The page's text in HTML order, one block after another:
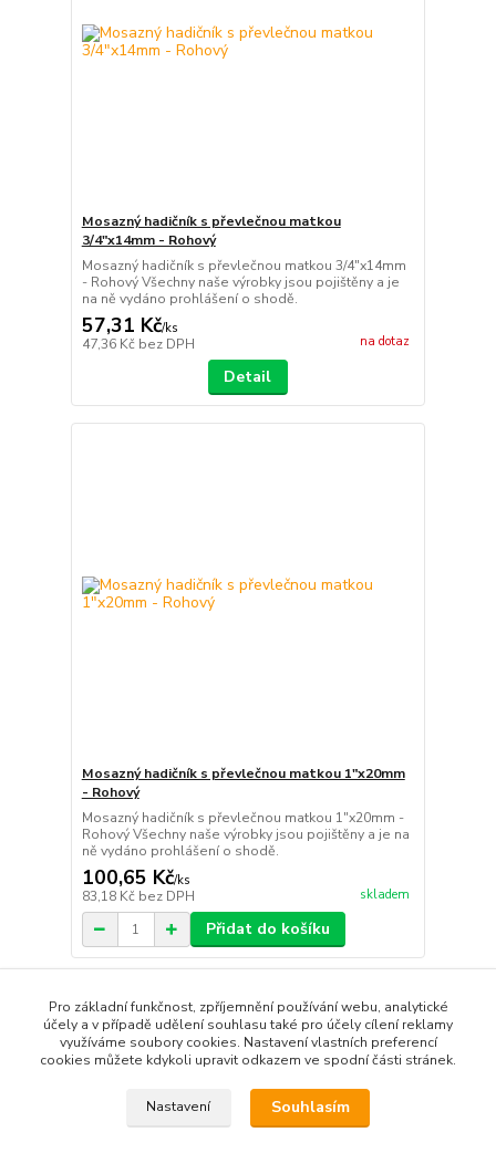
Mosazný hadičník s převlečnou matkou
3/4"x14mm - Rohový
Mosazný hadičník s převlečnou matkou 3/4"x14mm
- Rohový Všechny naše výrobky jsou pojištěny a je
na ně vydáno prohlášení o shodě.
57,31 Kč/ks
47,36 Kč bez DPH na dotaz
Detail
Mosazný hadičník s převlečnou matkou 1"x20mm
- Rohový
Mosazný hadičník s převlečnou matkou 1"x20mm -
Rohový Všechny naše výrobky jsou pojištěny a je na
ně vydáno prohlášení o shodě.
100,65 Kč/ks
83,18 Kč bez DPH skladem
Přidat do košíku
strana z 1
Pro základní funkčnost, zpříjemnění používání webu, analytické
účely a v případě udělení souhlasu také pro účely cílení reklamy
využíváme soubory cookies. Nastavení vlastních preferencí
cookies můžete kdykoli upravit odkazem ve spodní části stránek.
Nastavení Souhlasím